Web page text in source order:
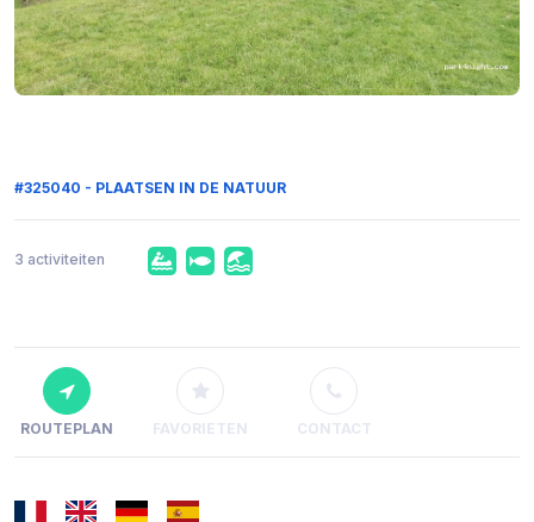
#325040 - PLAATSEN IN DE NATUUR
3 activiteiten
ROUTEPLAN FAVORIETEN CONTACT